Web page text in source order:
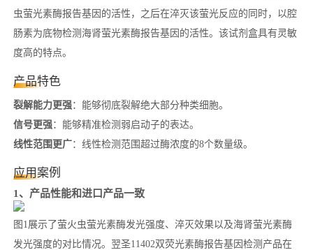
虫萤光素酶报告基因的活性，之后在淬灭该萤光反应的同时，以腔
肠素为底物检测海肾萤光素酶报告基因的活性。该试剂盒具有灵敏
度高的特点。
产品特色
裂解能力更强：能够彻底裂解绝大部分种类细胞。
信号更强：能够精准检测弱启动子的表达。
线性范围更广：线性检测范围超过酶浓度的8个数量级。
应用案例
1、产品性能和进口产品一致
图1展示了萤火虫萤光素酶发光强度、淬灭效果以及海肾萤光素酶
发光强度的对比情况。翌圣11402双荧光素酶报告基因检测产品在